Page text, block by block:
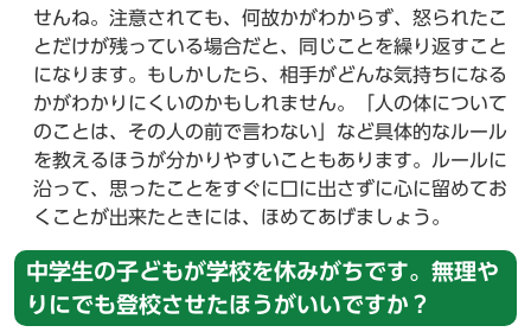
せんね。注意されても、何故かがわからず、怒られたこ
とだけが残っている場合だと、同じことを繰り返すこと
になります。もしかしたら、相手がどんな気持ちになる
かがわかりにくいのかもしれません。「人の体について
のことは、その人の前で言わない」など具体的なルール
を教えるほうが分かりやすいこともあります。ルールに
沿って、思ったことをすぐに口に出さずに心に留めてお
くことが出来たときには、ほめてあげましょう。
中学生の子どもが学校を休みがちです。無理や
りにでも登校させたほうがいいですか？